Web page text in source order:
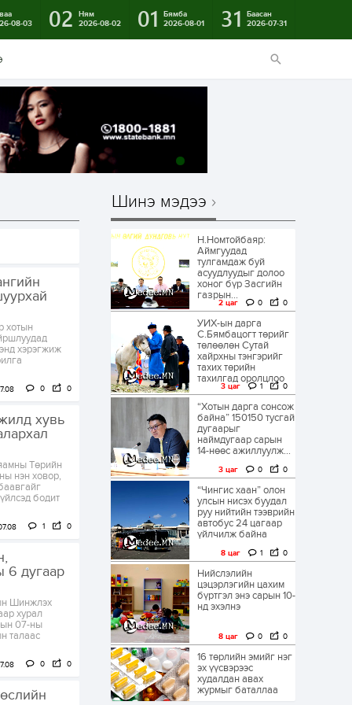
08-03
02
Ням
2026-08-02
01
Бямба
2026-08-01
31
Баасан
2026-07-31
хотын
хэрэгжиж
0 0
хувь
Төрийн
нэн ховор,
бодит
1 0
6 дугаар
Шинжлэх
хурал
07-ны
талаас
0 0
Шинэ мэдээ
Н.Номтойбаяр:
Аймгуудад
тулгамдаж буй
асуудлуудыг долоо
хоног бүр Засгийн
газрын...
2 цаг 0 0
УИХ-ын дарга
С.Бямбацогт төрийг
төлөөлөн Сутай
хайрхны тэнгэрийг
тахих төрийн
тахилгад оролцлоо
3 цаг 1 0
“Хотын дарга сонсож
байна” 150150 тусгай
дугаарыг
наймдугаар сарын
14-нөөс ажиллуулж...
3 цаг 0 0
“Чингис хаан” олон
улсын нисэх буудал
руу нийтийн тээврийн
автобус 24 цагаар
үйлчилж байна
8 цаг 1 0
Нийслэлийн
цэцэрлэгийн цахим
бүртгэл энэ сарын 10-
нд эхэлнэ
8 цаг 0 0
16 төрлийн эмийг нэг
эх үүсвэрээс
худалдан авах
журмыг баталлаа